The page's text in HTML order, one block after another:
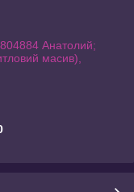
Анатолий;
масив),